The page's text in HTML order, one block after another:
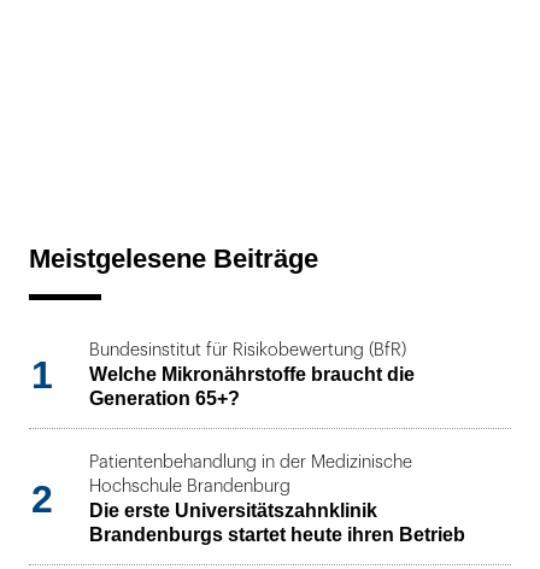
Meistgelesene Beiträge
1
Bundesinstitut für Risikobewertung (BfR)
Welche Mikronährstoffe braucht die
Generation 65+?
2
Patientenbehandlung in der Medizinische
Hochschule Brandenburg
Die erste Universitätszahnklinik
Brandenburgs startet heute ihren Betrieb